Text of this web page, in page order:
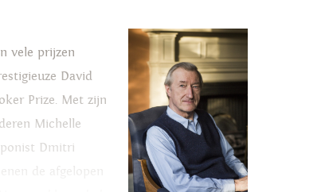
vele prijzen
David
Prize. Met zijn
Michelle
Dmitri